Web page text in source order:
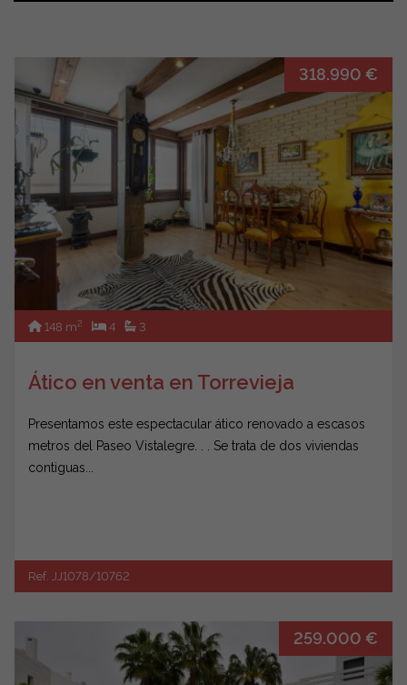
318.990 €
148 m2 4 3
Ático en venta en Torrevieja
Presentamos este espectacular ático renovado a escasos
metros del Paseo Vistalegre. . . Se trata de dos viviendas
contiguas...
Ref. JJ1078/10762
259.000 €